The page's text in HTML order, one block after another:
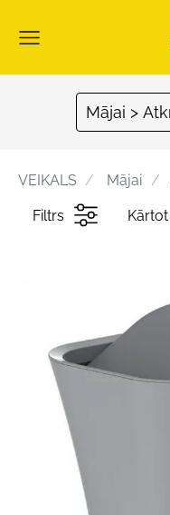
Mājai >
VEIKALS Mājai
Filtrs